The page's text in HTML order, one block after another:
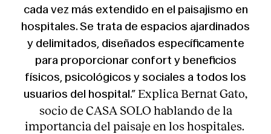
cada vez más extendido en el paisajismo en
hospitales. Se trata de espacios ajardinados
y delimitados, diseñados específicamente
para proporcionar confort y beneficios
físicos, psicológicos y sociales a todos los
usuarios del hospital.” Explica Bernat Gato,
socio de CASA SOLO hablando de la
importancia del paisaje en los hospitales.